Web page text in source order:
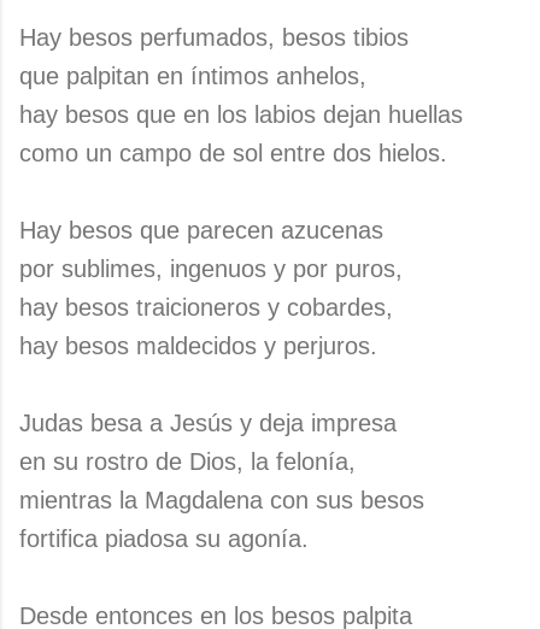
Hay besos perfumados, besos tibios
que palpitan en íntimos anhelos,
hay besos que en los labios dejan huellas
como un campo de sol entre dos hielos.
Hay besos que parecen azucenas
por sublimes, ingenuos y por puros,
hay besos traicioneros y cobardes,
hay besos maldecidos y perjuros.
Judas besa a Jesús y deja impresa
en su rostro de Dios, la felonía,
mientras la Magdalena con sus besos
fortifica piadosa su agonía.
Desde entonces en los besos palpita